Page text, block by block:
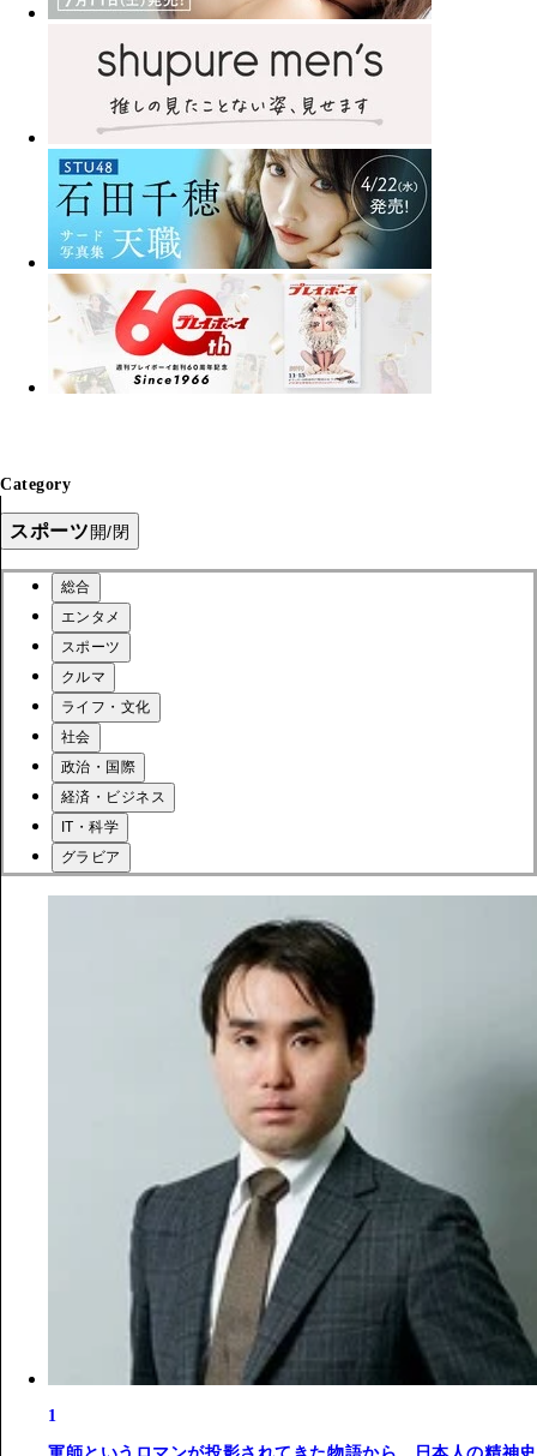
Category
スポーツ開/閉
総合
エンタメ
スポーツ
クルマ
ライフ・文化
社会
政治・国際
経済・ビジネス
IT・科学
グラビア
1